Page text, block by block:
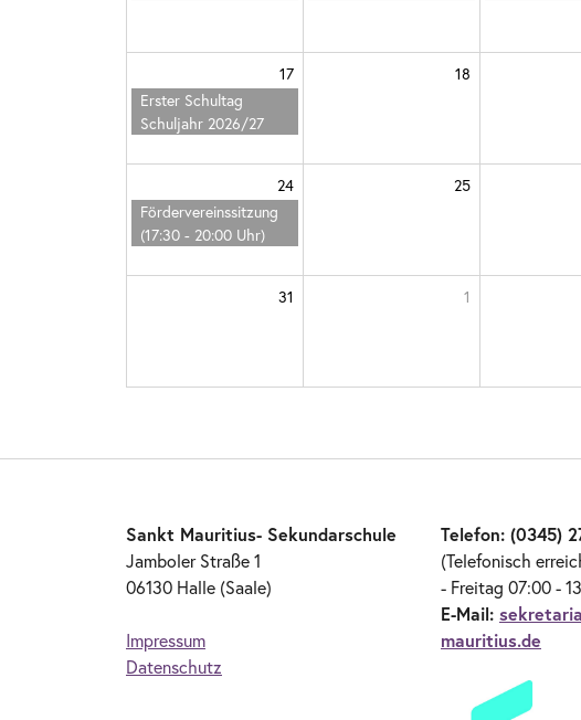
17
Erster Schultag
Schuljahr 2026/27
18
24
Fördervereinssitzung
(17:30 - 20:00 Uhr)
25
31 1
Sankt Mauritius- Sekundarschule
Jamboler Straße 1
06130 Halle (Saale)
Impressum
Datenschutz
Telefon: (0345)
(Telefonisch
- Freitag 07:00 -
E-Mail:
mauritius.de